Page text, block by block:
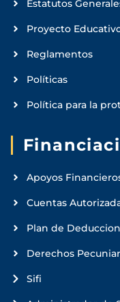
Estatutos
Proyecto
Reglamentos
Políticas
Política para la
Apoyos
Cuentas
Plan de
Derechos
Sifi